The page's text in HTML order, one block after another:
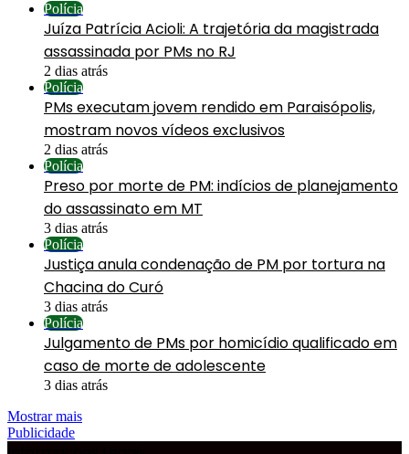
Polícia
Juíza Patrícia Acioli: A trajetória da magistrada
assassinada por PMs no RJ
2 dias atrás
Polícia
PMs executam jovem rendido em Paraisópolis,
mostram novos vídeos exclusivos
2 dias atrás
Polícia
Preso por morte de PM: indícios de planejamento
do assassinato em MT
3 dias atrás
Polícia
Justiça anula condenação de PM por tortura na
Chacina do Curó
3 dias atrás
Polícia
Julgamento de PMs por homicídio qualificado em
caso de morte de adolescente
3 dias atrás
Mostrar mais
Publicidade